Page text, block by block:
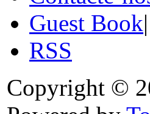
Guest Book|
RSS
Copyright ©